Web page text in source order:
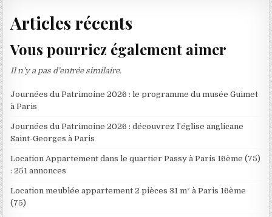
Articles récents
Vous pourriez également aimer
Il n’y a pas d’entrée similaire.
Journées du Patrimoine 2026 : le programme du musée Guimet
à Paris
Journées du Patrimoine 2026 : découvrez l’église anglicane
Saint-Georges à Paris
Location Appartement dans le quartier Passy à Paris 16ème (75)
: 251 annonces
Location meublée appartement 2 pièces 31 m² à Paris 16ème
(75)